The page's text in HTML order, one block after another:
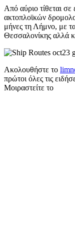
Από αύριο τίθεται
ακτοπλοϊκών
μήνες τη Λήμνο, με
Θεσσαλονίκης αλλά
Ακολουθήστε το
πρώτοι όλες τις
Μοιραστείτε το